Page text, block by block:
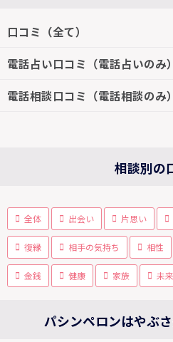
口コミ（全て）
電話占い口コミ（電話占いのみ）
電話相談口コミ（電話相談のみ）
相談別の
全体 出会い 片思い
復縁 相手の気持ち 相性
金銭 健康 家族 未来
パシンペロンはやぶ